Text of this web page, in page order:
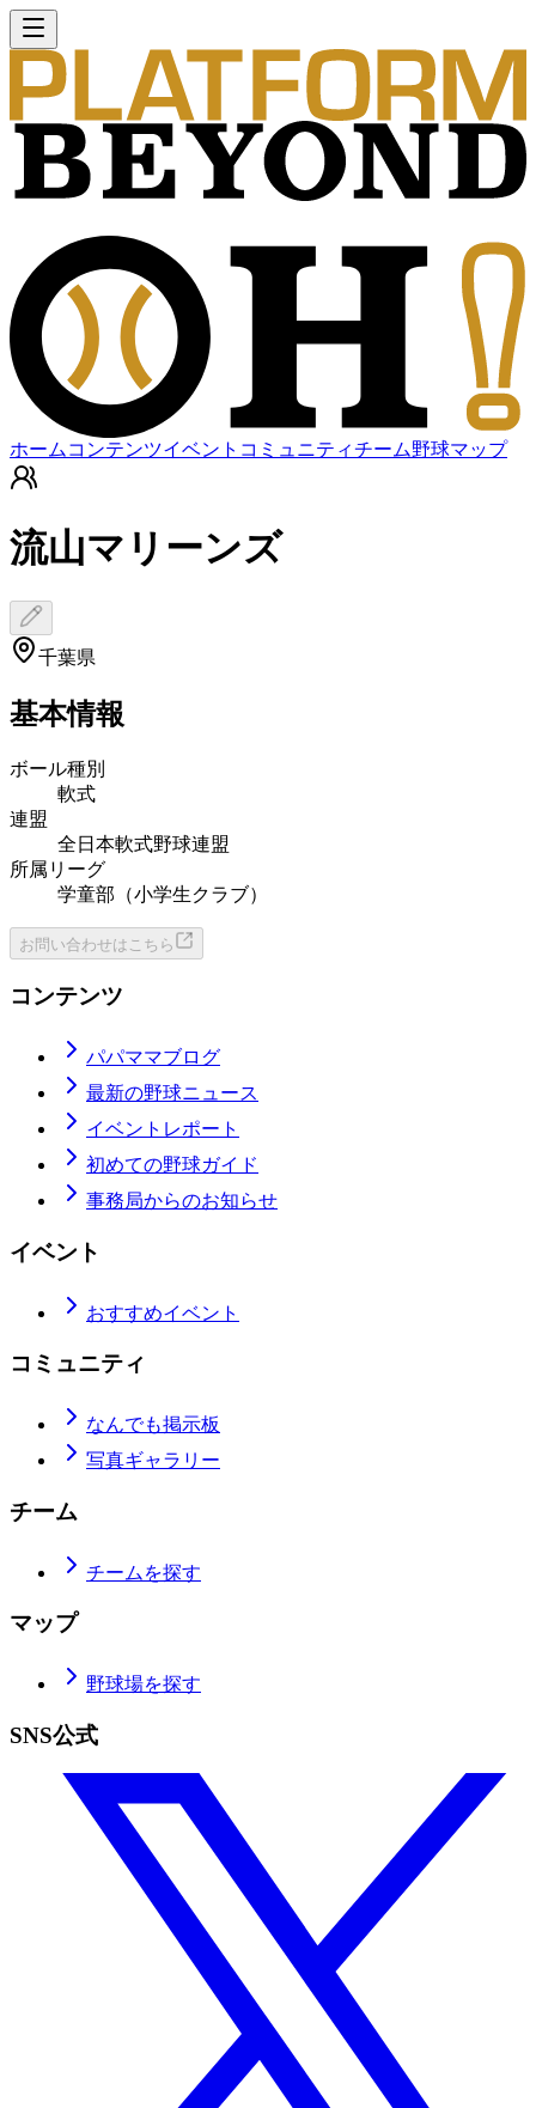
ホーム コンテンツイベント コミュニティチーム野球マップ
流山マリーンズ
千葉県
基本情報
ボール種別
軟式
連盟
全日本軟式野球連盟
所属リーグ
学童部（小学生クラブ）
お問い合わせはこちら
コンテンツ
パパママブログ
最新の野球ニュース
イベントレポート
初めての野球ガイド
事務局からのお知らせ
イベント
おすすめイベント
コミュニティ
なんでも掲示板
写真ギャラリー
チーム
チームを探す
マップ
野球場を探す
SNS公式